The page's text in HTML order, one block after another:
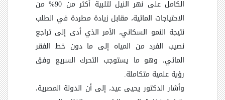
الكامل على نهر النيل لتلبية أكثر من 90% من
الاحتياجات المائية، مقابل زيادة مطردة في الطلب
نتيجة النمو السكاني، الأمر الذي أدى إلى تراجع
نصيب الفرد من المياه إلى ما دون خط الفقر
المائي، وهو ما يستوجب التحرك السريع وفق
رؤية علمية متكاملة.
وأشار الدكتور يحيى عيد، إلى أن الدولة المصرية،